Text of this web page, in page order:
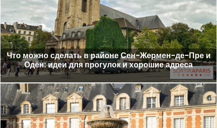
Что можно сделать в районе Сен-Жермен-де-Пре и
Одён: идеи для прогулок и хорошие адреса